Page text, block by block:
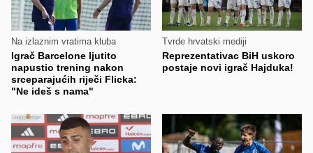
Na izlaznim vratima kluba
Igrač Barcelone ljutito
napustio trening nakon
srceparajućih riječi Flicka:
"Ne ideš s nama"
Tvrde hrvatski mediji
Reprezentativac BiH uskoro
postaje novi igrač Hajduka!